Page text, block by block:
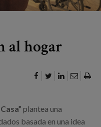
al hogar
plantea una
basada en una idea